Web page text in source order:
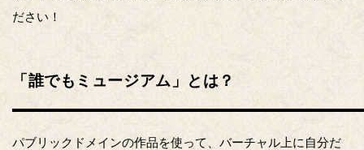
ださい！
「誰でもミュージアム」とは？
パブリックドメインの作品を使って、バーチャル上に自分だ